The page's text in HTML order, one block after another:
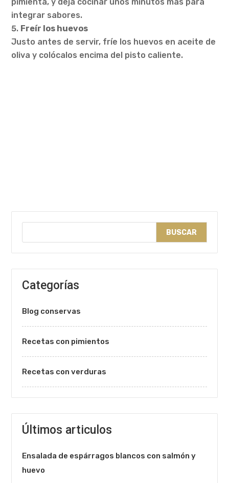
integrar sabores.
Freír los huevos
Justo antes de servir, fríe los huevos en aceite de
oliva y colócalos encima del pisto caliente.
BUSCAR
Categorías
Blog conservas
Recetas con pimientos
Recetas con verduras
Últimos articulos
Ensalada de espárragos blancos con salmón y
huevo